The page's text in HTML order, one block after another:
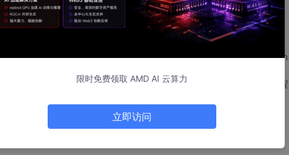
更换+vim/git安装配置）
泛应用于嵌入式Linux开发、边缘计算等场景。其默认搭载的Ubun
问题：一是默认软件源为Ubuntu官方国外服务器，国内网络环
嵌入式开发必备的文本编辑、版本控制工具，直接影响开发流程
）
限时免费领取 AMD AI 云算力
立即访问